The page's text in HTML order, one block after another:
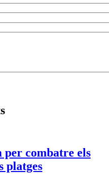
per combatre els
platges